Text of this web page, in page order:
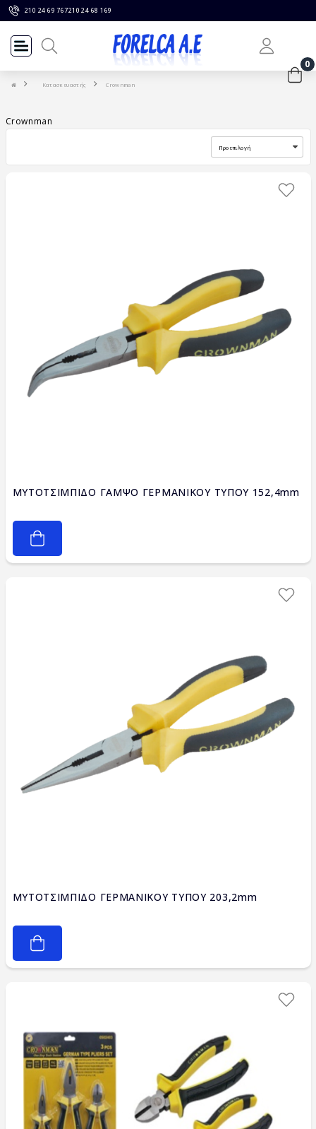
210 24 69 767210 24 68 169
0
Κατασκευαστής Crownman
Crownman
ΜΥΤΟΤΣΙΜΠΙΔΟ ΓΑΜΨΟ ΓΕΡΜΑΝΙΚΟΥ ΤΥΠΟΥ 152,4mm
ΜΥΤΟΤΣΙΜΠΙΔΟ ΓΕΡΜΑΝΙΚΟΥ ΤΥΠΟΥ 203,2mm